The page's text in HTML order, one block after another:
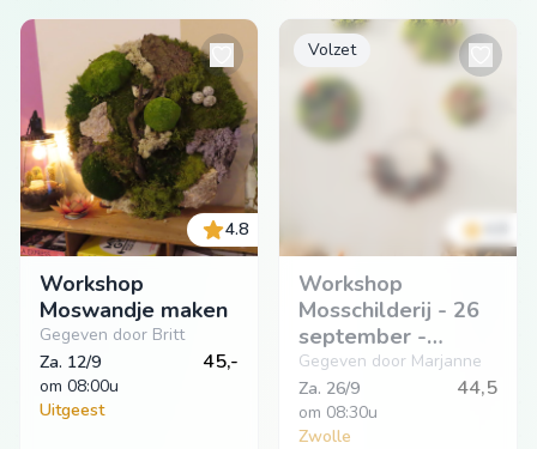
4.8
Workshop
Moswandje maken
Gegeven door Britt
Za. 12/9
om 08:00u
45,-
Uitgeest
Volzet
Workshop
Mosschilderij - 26
september -
Zwolle
Gegeven door Marjanne
Za. 26/9
om 08:30u
44,5
Zwolle